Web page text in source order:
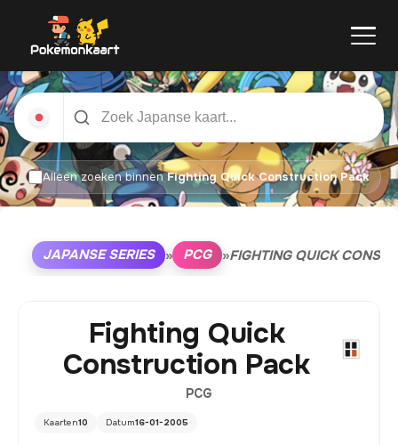
Alleen zoeken binnenFighting Quick Construction Pack
JAPANSE SERIES » PCG »FIGHTING QUICK
Fighting Quick
Construction Pack
PCG
Kaarten10 Datum16-01-2005